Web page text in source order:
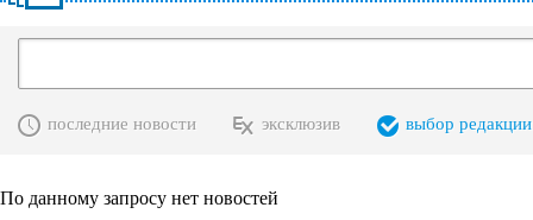
последние новости эксклюзив выбор редакции
По данному запросу нет новостей